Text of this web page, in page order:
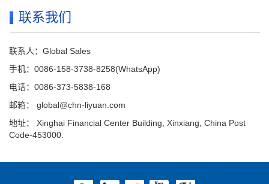
联系我们
联系人：Global Sales
手机：0086-158-3738-8258(WhatsApp)
电话：0086-373-5838-168
邮箱：
global@chn-liyuan.com
地址： Xinghai Financial Center Building, Xinxiang, China Post
Code-453000.